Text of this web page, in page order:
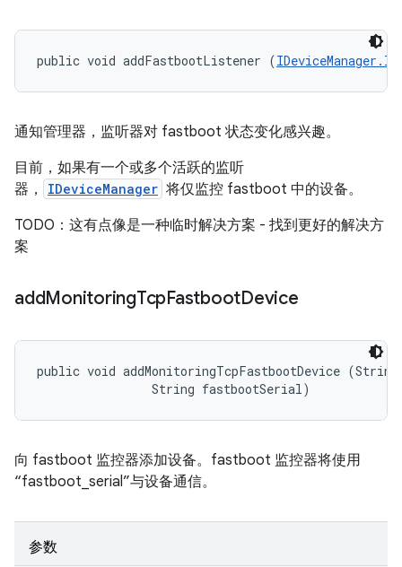
public void addFastbootListener (
通知管理器，监听器对 fastboot 状态变化感兴趣。
目前，如果有一个或多个活跃的监听
器，
IDeviceManager 将仅监控 fastboot 中的设备。
TODO：这有点像是一种临时解决方案 - 找到更好的解决方
案
addMonitoringTcpFastbootDevice
public void addMonitoringTcpFastbootDevice
                String fastbootSerial)
向 fastboot 监控器添加设备。fastboot 监控器将使用
“fastboot_serial”与设备通信。
参数